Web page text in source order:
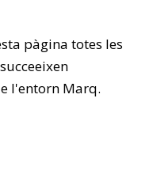
pàgina totes les
l'entorn Marq.